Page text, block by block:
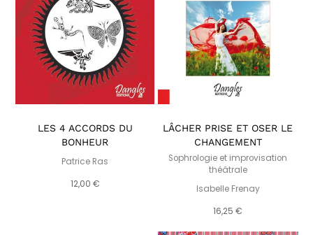
LES 4 ACCORDS DU
BONHEUR
Patrice Ras
12,00 €
LÂCHER PRISE ET OSER LE
CHANGEMENT
Sophrologie et improvisation
théâtrale
Isabelle Frenay
16,25 €